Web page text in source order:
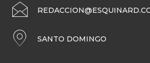
SANTO DOMINGO